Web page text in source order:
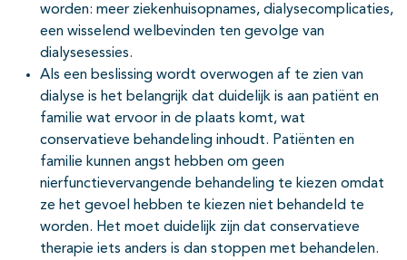
worden: meer ziekenhuisopnames, dialysecomplicaties,
een wisselend welbevinden ten gevolge van
dialysesessies.
Als een beslissing wordt overwogen af te zien van
dialyse is het belangrijk dat duidelijk is aan patiënt en
familie wat ervoor in de plaats komt, wat
conservatieve behandeling inhoudt. Patiënten en
familie kunnen angst hebben om geen
nierfunctievervangende behandeling te kiezen omdat
ze het gevoel hebben te kiezen niet behandeld te
worden. Het moet duidelijk zijn dat conservatieve
therapie iets anders is dan stoppen met behandelen.